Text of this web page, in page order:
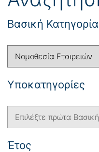
Βασική Κατηγορία
Yποκατηγορίες
Έτος